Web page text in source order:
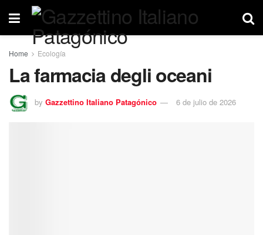
Home Ecología
La farmacia degli oceani
by Gazzettino Italiano Patagónico 6 de julio de 2026